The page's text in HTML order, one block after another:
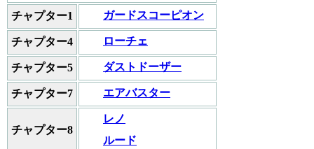
チャプター1
ガードスコーピオン
チャプター4 ローチェ
チャプター5 ダストドーザー
チャプター7 エアバスター
チャプター8
レノ
ルード